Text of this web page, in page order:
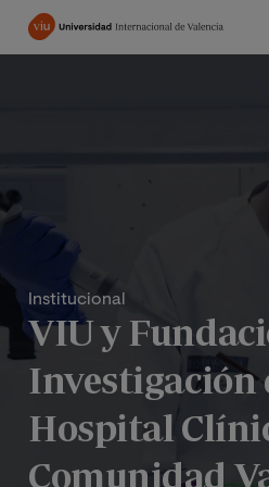
Pasar
Institucional
VIU y
Investigación
Hospital
Comunidad